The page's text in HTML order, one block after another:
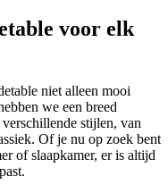
voor elk
niet alleen mooi
we een breed
verschillende stijlen, van
Of je nu op zoek bent
of slaapkamer, er is altijd